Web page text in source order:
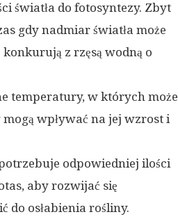
światła do fotosyntezy. Zbyt
gdy nadmiar światła może
z rzęsą wodną o
temperatury, w których może
wpływać na jej wzrost i
odpowiedniej ilości
aby rozwijać się
do osłabienia rośliny.